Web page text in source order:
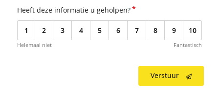
Heeft deze informatie u geholpen?*
1 2 3 4 5 6 7 8 9 10
Helemaal niet Fantastisch
Verstuur